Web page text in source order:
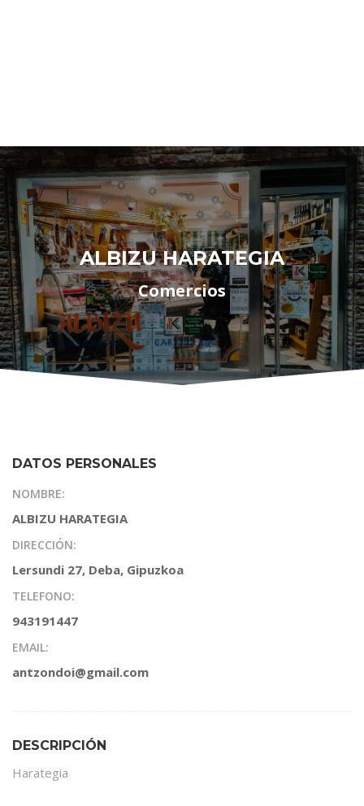
ALBIZU HARATEGIA
Comercios
DATOS PERSONALES
NOMBRE:
ALBIZU HARATEGIA
DIRECCIÓN:
Lersundi 27, Deba, Gipuzkoa
TELEFONO:
943191447
EMAIL:
antzondoi@gmail.com
DESCRIPCIÓN
Harategia